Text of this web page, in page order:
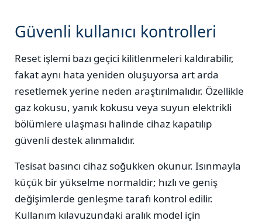
Güvenli kullanıcı kontrolleri
Reset işlemi bazı geçici kilitlenmeleri kaldırabilir,
fakat aynı hata yeniden oluşuyorsa art arda
resetlemek yerine neden araştırılmalıdır. Özellikle
gaz kokusu, yanık kokusu veya suyun elektrikli
bölümlere ulaşması halinde cihaz kapatılıp
güvenli destek alınmalıdır.
Tesisat basıncı cihaz soğukken okunur. Isınmayla
küçük bir yükselme normaldir; hızlı ve geniş
değişimlerde genleşme tarafı kontrol edilir.
Kullanım kılavuzundaki aralık model için